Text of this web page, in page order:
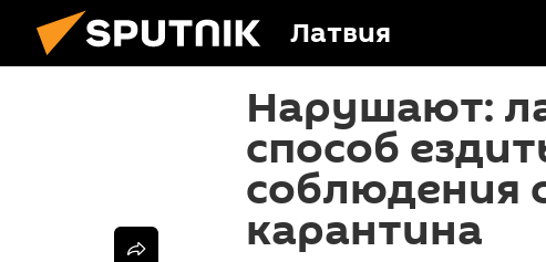
Латвия
Нарушают:
способ
соблюдения
карантина